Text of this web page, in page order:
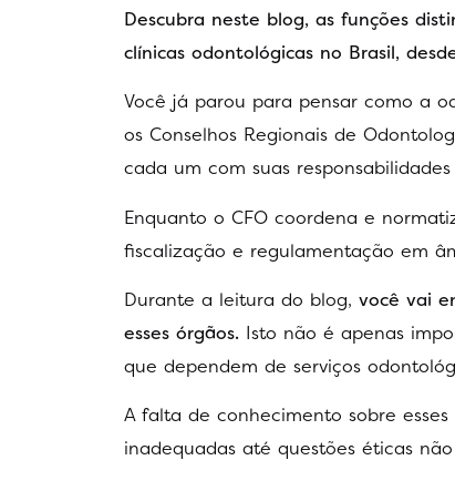
Descubra neste blog, as funções
clínicas odontológicas no Brasil,
Você já parou para pensar como a
os Conselhos Regionais de
cada um com suas
Enquanto o CFO coordena e
fiscalização e regulamentação em
Durante a leitura do blog, você vai
esses órgãos. Isto não é apenas
que dependem de serviços
A falta de conhecimento sobre
inadequadas até questões éticas não